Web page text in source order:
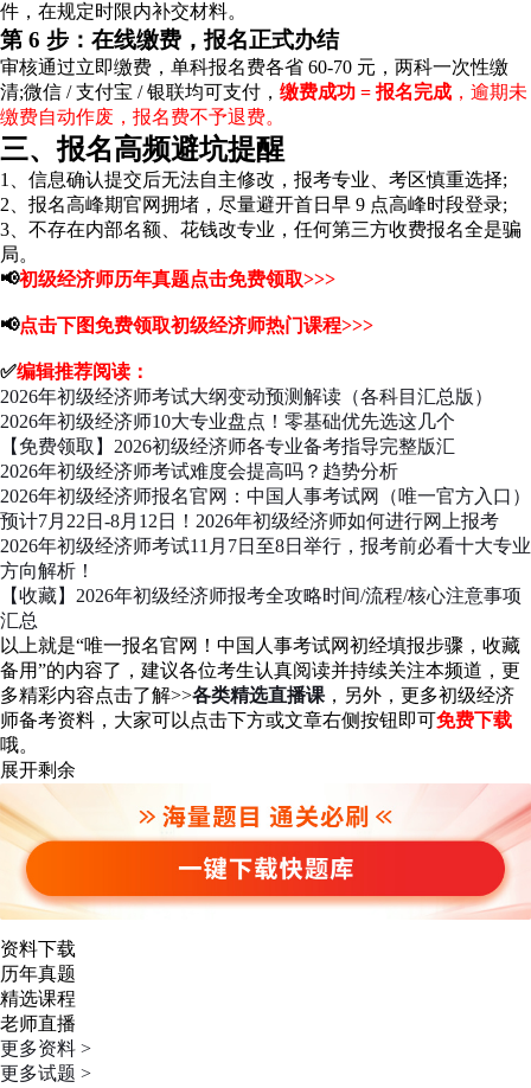
件，在规定时限内补交材料。
第 6 步：在线缴费，报名正式办结
审核通过立即缴费，单科报名费各省 60-70 元，两科一次性缴
清;微信 / 支付宝 / 银联均可支付， 缴费成功 = 报名完成 ，逾期未
缴费自动作废，报名费不予退费。
三、报名高频避坑提醒
1、信息确认提交后无法自主修改，报考专业、考区慎重选择;
2、报名高峰期官网拥堵，尽量避开首日早 9 点高峰时段登录;
3、不存在内部名额、花钱改专业，任何第三方收费报名全是骗
局。
📢初级经济师历年真题点击免费领取>>>
📢点击下图免费领取初级经济师热门课程>>>
✅编辑推荐阅读：
2026年初级经济师考试大纲变动预测解读（各科目汇总版）
2026年初级经济师10大专业盘点！零基础优先选这几个
【免费领取】2026初级经济师各专业备考指导完整版汇
2026年初级经济师考试难度会提高吗？趋势分析
2026年初级经济师报名官网：中国人事考试网（唯一官方入口）
预计7月22日-8月12日！2026年初级经济师如何进行网上报考
2026年初级经济师考试11月7日至8日举行，报考前必看十大专业
方向解析！
【收藏】2026年初级经济师报考全攻略时间/流程/核心注意事项
汇总
以上就是“唯一报名官网！中国人事考试网初经填报步骤，收藏
备用”的内容了，建议各位考生认真阅读并持续关注本频道，更
多精彩内容点击了解>>各类精选直播课 ，另外，更多初级经济
师备考资料，大家可以点击下方或文章右侧按钮即可免费下载
哦。
展开剩余
资料下载
历年真题
精选课程
老师直播
更多资料 >
更多试题 >